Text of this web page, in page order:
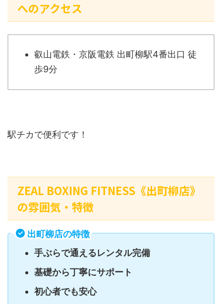
へのアクセス
叡山電鉄・京阪電鉄 出町柳駅4番出口 徒
歩9分
駅チカで便利です！
ZEAL BOXING FITNESS《出町柳店》
の雰囲気・特徴
出町柳店の特徴
手ぶらで通えるレンタル完備
基礎から丁寧にサポート
初心者でも安心